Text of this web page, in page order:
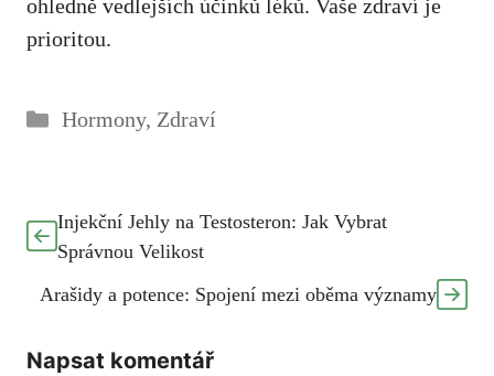
ohledně vedlejších účinků léků. Vaše zdraví je
prioritou.
Rubriky
Hormony, Zdraví
Injekční Jehly na Testosteron: Jak Vybrat
Správnou Velikost
Arašidy a potence: Spojení mezi oběma významy
Napsat komentář